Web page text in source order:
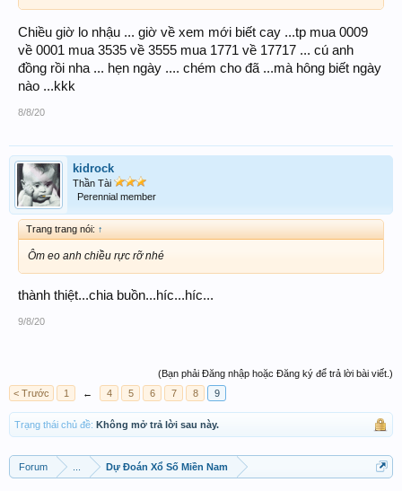
Chiều giờ lo nhậu ... giờ về xem mới biết cay ...tp mua 0009
về 0001 mua 3535 về 3555 mua 1771 về 17717 ... cú anh
đồng rồi nha ... hẹn ngày .... chém cho đã ...mà hông biết ngày
nào ...kkk
8/8/20
kidrock
Thần Tài
Perennial member
Trang trang nói: ↑
Ôm eo anh chiều rực rỡ nhé
thành thiệt...chia buồn...híc...híc...
9/8/20
(Bạn phải Đăng nhập hoặc Đăng ký để trả lời bài viết.)
< Trước
1 ← 4 5 6 7 8 9
Trạng thái chủ đề: Không mở trả lời sau này.
Forum Dự Đoán Xổ Số Miền Nam